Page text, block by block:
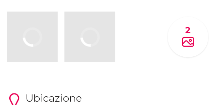
2
Ubicazione